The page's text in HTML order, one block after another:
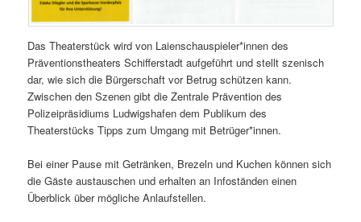
Das Theaterstück wird von Laienschauspieler*innen des
Präventionstheaters Schifferstadt aufgeführt und stellt szenisch
dar, wie sich die Bürgerschaft vor Betrug schützen kann.
Zwischen den Szenen gibt die Zentrale Prävention des
Polizeipräsidiums Ludwigshafen dem Publikum des
Theaterstücks Tipps zum Umgang mit Betrüger*innen.
Bei einer Pause mit Getränken, Brezeln und Kuchen können sich
die Gäste austauschen und erhalten an Infoständen einen
Überblick über mögliche Anlaufstellen.